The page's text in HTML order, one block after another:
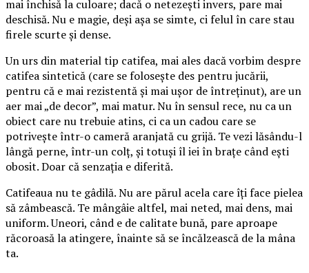
mai închisă la culoare; dacă o netezești invers, pare mai
deschisă. Nu e magie, deși așa se simte, ci felul în care stau
firele scurte și dense.
Un urs din material tip catifea, mai ales dacă vorbim despre
catifea sintetică (care se folosește des pentru jucării,
pentru că e mai rezistentă și mai ușor de întreținut), are un
aer mai „de decor”, mai matur. Nu în sensul rece, nu ca un
obiect care nu trebuie atins, ci ca un cadou care se
potrivește într-o cameră aranjată cu grijă. Te vezi lăsându-l
lângă perne, într-un colț, și totuși îl iei în brațe când ești
obosit. Doar că senzația e diferită.
Catifeaua nu te gâdilă. Nu are părul acela care îți face pielea
să zâmbească. Te mângâie altfel, mai neted, mai dens, mai
uniform. Uneori, când e de calitate bună, pare aproape
răcoroasă la atingere, înainte să se încălzească de la mâna
ta.